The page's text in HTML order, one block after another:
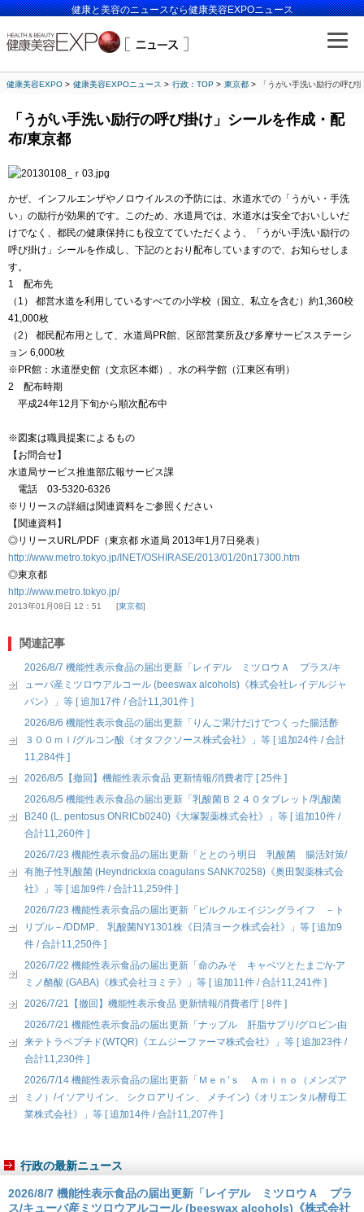
健康と美容のニュースなら健康美容EXPOニュース
健康美容EXPO 健康美容EXPOニュース 行政：TOP 東京都 「うがい手洗い励行の呼び
「うがい手洗い励行の呼び掛け」シールを作成・配
布/東京都
かぜ、インフルエンザやノロウイルスの予防には、水道水での「うがい・手洗
い」の励行が効果的です。このため、水道局では、水道水は安全でおいしいだ
けでなく、都民の健康保持にも役立てていただくよう、「うがい手洗い励行の
呼び掛け」シールを作成し、下記のとおり配布していますので、お知らせしま
す。
1 配布先
（1） 都営水道を利用しているすべての小学校（国立、私立を含む）約1,360校
41,000枚
（2） 都民配布用として、水道局PR館、区部営業所及び多摩サービスステーシ
ョン 6,000枚
※PR館：水道歴史館（文京区本郷）、水の科学館（江東区有明）
2 配布時期
平成24年12月下旬から順次配布中
※図案は職員提案によるもの
【お問合せ】
水道局サービス推進部広報サービス課
電話 03-5320-6326
※リリースの詳細は関連資料をご参照ください
【関連資料】
◎リリースURL/PDF（東京都 水道局 2013年1月7日発表）
http://www.metro.tokyo.jp/INET/OSHIRASE/2013/01/20n17300.htm
◎東京都
http://www.metro.tokyo.jp/
2013年01月08日 12：51 東京都
関連記事
2026/8/7 機能性表示食品の届出更新「レイデル ミツロウＡ プラス/キ
ューバ産ミツロウアルコール (beeswax alcohols)《株式会社レイデルジャ
パン》」等 [ 追加17件 / 合計11,301件 ]
2026/8/6 機能性表示食品の届出更新「りんご果汁だけでつくった腸活酢
３００ｍｌ/グルコン酸《オタフクソース株式会社》」等 [ 追加24件 / 合計
11,284件 ]
2026/8/5【撤回】機能性表示食品 更新情報/消費者庁 [ 25件 ]
2026/8/5 機能性表示食品の届出更新「乳酸菌Ｂ２４０タブレット/乳酸菌
B240 (L. pentosus ONRICb0240)《大塚製薬株式会社》」等 [ 追加10件 /
合計11,260件 ]
2026/7/23 機能性表示食品の届出更新「ととのう明日 乳酸菌 腸活対策/
有胞子性乳酸菌 (Heyndrickxia coagulans SANK70258)《奥田製薬株式会
社》」等 [ 追加9件 / 合計11,259件 ]
2026/7/23 機能性表示食品の届出更新「ピルクルエイジングライフ －ト
リプル－/DDMP、 乳酸菌NY1301株《日清ヨーク株式会社》」等 [ 追加9
件 / 合計11,250件 ]
2026/7/22 機能性表示食品の届出更新「命のみそ キャベツとたまご/γ-ア
ミノ酪酸 (GABA)《株式会社ヨミテ》」等 [ 追加11件 / 合計11,241件 ]
2026/7/21【撤回】機能性表示食品 更新情報/消費者庁 [ 8件 ]
2026/7/21 機能性表示食品の届出更新「ナップル 肝脂サプリ/グロビン由
来テトラペプチド(WTQR)《エムジーファーマ株式会社》」等 [ 追加23件 /
合計11,230件 ]
2026/7/14 機能性表示食品の届出更新「Ｍｅｎ’ｓ Ａｍｉｎｏ（メンズア
ミノ）/イソアリイン、 シクロアリイン、 メチイン)《オリエンタル酵母工
業株式会社》」等 [ 追加14件 / 合計11,207件 ]
行政の最新ニュース
2026/8/7 機能性表示食品の届出更新「レイデル ミツロウＡ プラ
ス/キューバ産ミツロウアルコール (beeswax alcohols)《株式会社